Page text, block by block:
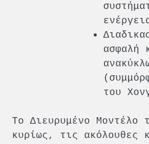
ασφαλή
του
To Διευρυμένο Μοντέλο
κυρίως, τις ακόλουθες